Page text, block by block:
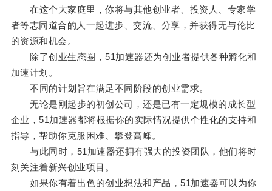
在这个大家庭里，你将与其他创业者、投资人、专家学
者等志同道合的人一起进步、交流、分享，并获得无与伦比
的资源和机会。
除了创业生态圈，51加速器还为创业者提供各种孵化和
加速计划。
不同的计划旨在满足不同阶段的创业需求。
无论是刚起步的初创公司，还是已有一定规模的成长型
企业，51加速器都将根据你的实际情况提供个性化的支持和
指导，帮助你克服困难、攀登高峰。
与此同时，51加速器还拥有强大的投资团队，他们将时
刻关注着新兴创业项目。
如果你有着出色的创业想法和产品，51加速器可以为你